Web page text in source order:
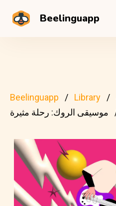
Beelinguapp
Beelinguapp Library
موسيقى الروك: رحلة مثيرة